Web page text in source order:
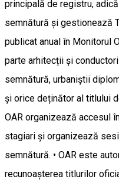
principală de registru,
semnătură și gestionează
publicat anual în Monitorul
parte arhitecții și
semnătură, urbaniștii
și orice deținător al titlului
OAR organizează accesul
stagiari și organizează
semnătură. • OAR este
recunoașterea titlurilor